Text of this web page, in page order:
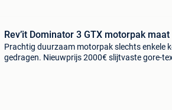
Rev’it Dominator 3 GTX motorpak maat
Prachtig duurzaam motorpak slechts enkele
gedragen. Nieuwprijs 2000€ slijtvaste gore-